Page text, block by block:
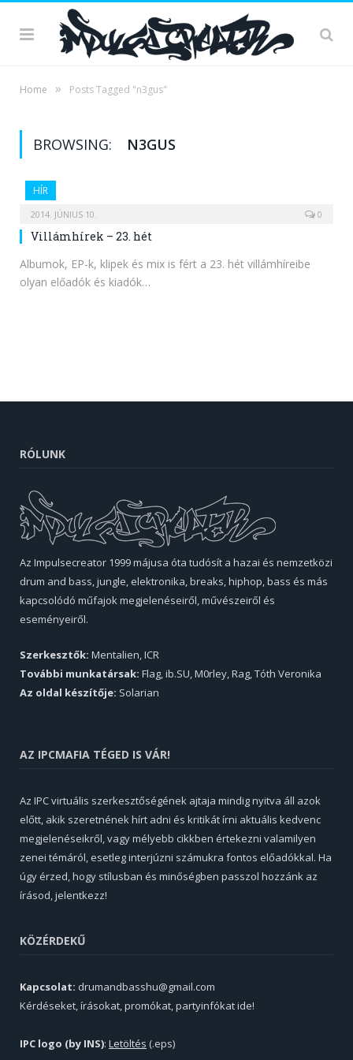
Home » Posts Tagged "n3gus"
BROWSING: N3GUS
HÍR
2014. JÚNIUS 10. 0
Villámhírek – 23. hét
Albumok, EP-k, klipek és mix is fért a 23. hét villámhíreibe
olyan előadók és kiadók…
RÓLUNK
Az Impulsecreator 1999 májusa óta tudósít a hazai és nemzetközi
drum and bass, jungle, elektronika, breaks, hiphop, bass és más
kapcsolódó műfajok megjelenéseiről, művészeiről és
eseményeiről.
Szerkesztők: Mentalien, ICR
További munkatársak: Flag, ib.SU, M0rley, Rag, Tóth Veronika
Az oldal készítője: Solarian
AZ IPCMAFIA TÉGED IS VÁR!
Az IPC virtuális szerkesztőségének ajtaja mindig nyitva áll azok
előtt, akik szeretnének hírt adni és kritikát írni aktuális kedvenc
megjelenéseikről, vagy mélyebb cikkben értekezni valamilyen
zenei témáról, esetleg interjúzni számukra fontos előadókkal. Ha
úgy érzed, hogy stílusban és minőségben passzol hozzánk az
írásod, jelentkezz!
KÖZÉRDEKŰ
Kapcsolat: drumandbasshu@gmail.com
Kérdéseket, írásokat, promókat, partyinfókat ide!
IPC logo (by INS): Letöltés (.eps)